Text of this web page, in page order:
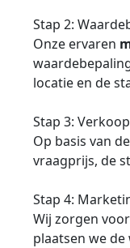
Stap 2:
Onze ervaren
locatie en de
Stap 3:
Op basis van
vraagprijs, de
Stap 4:
Wij zorgen
plaatsen we